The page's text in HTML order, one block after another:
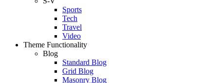
Sports
Tech
Travel
Video
Theme Functionality
Blog
Standard Blog
Grid Blog
Masonry Blog